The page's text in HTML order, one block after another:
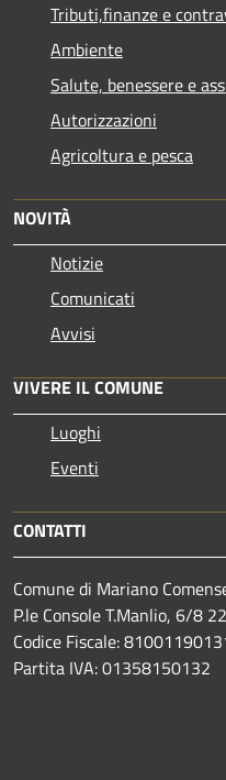
Tributi,finanze e
Ambiente
Salute, benessere e
Autorizzazioni
Agricoltura e pesca
NOVITÀ
Notizie
Comunicati
Avvisi
VIVERE IL COMUNE
Luoghi
Eventi
CONTATTI
Comune di Mariano
P.le Console T.Manlio, 6/8
Codice Fiscale:
Partita IVA: 01358150132